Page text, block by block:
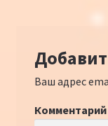
Ваш адрес
Комментарий